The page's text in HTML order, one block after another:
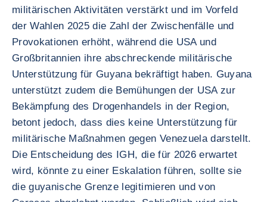
militärischen Aktivitäten verstärkt und im Vorfeld
der Wahlen 2025 die Zahl der Zwischenfälle und
Provokationen erhöht, während die USA und
Großbritannien ihre abschreckende militärische
Unterstützung für Guyana bekräftigt haben. Guyana
unterstützt zudem die Bemühungen der USA zur
Bekämpfung des Drogenhandels in der Region,
betont jedoch, dass dies keine Unterstützung für
militärische Maßnahmen gegen Venezuela darstellt.
Die Entscheidung des IGH, die für 2026 erwartet
wird, könnte zu einer Eskalation führen, sollte sie
die guyanische Grenze legitimieren und von